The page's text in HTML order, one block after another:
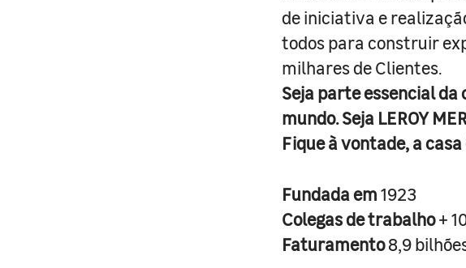
de iniciativa e
todos para construir
milhares de Clientes.
Seja parte essencial
mundo. Seja LEROY
Fique à vontade, a casa
Fundada em1923
Colegas de trabalho+
Faturamento8,9